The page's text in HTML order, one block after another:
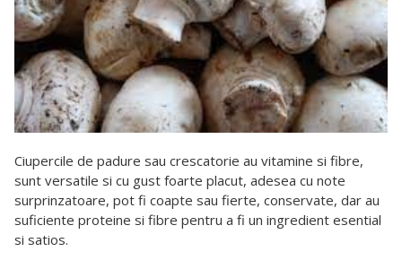
Ciupercile de padure sau crescatorie au vitamine si fibre,
sunt versatile si cu gust foarte placut, adesea cu note
surprinzatoare, pot fi coapte sau fierte, conservate, dar au
suficiente proteine si fibre pentru a fi un ingredient esential
si satios.